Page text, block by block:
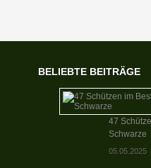
BELIEBTE BEITRÄGE
47
Schwarze
05.05.2025